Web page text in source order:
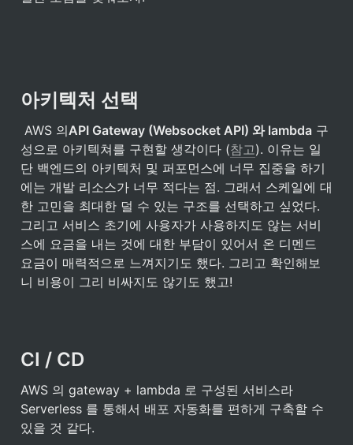
아키텍처 선택
AWS 의API Gateway (Websocket API) 와 lambda 구
성으로 아키텍쳐를 구현할 생각이다 (참고). 이유는 일
단 백엔드의 아키텍처 및 퍼포먼스에 너무 집중을 하기
에는 개발 리소스가 너무 적다는 점. 그래서 스케일에 대
한 고민을 최대한 덜 수 있는 구조를 선택하고 싶었다.
그리고 서비스 초기에 사용자가 사용하지도 않는 서비
스에 요금을 내는 것에 대한 부담이 있어서 온 디멘드
요금이 매력적으로 느껴지기도 했다. 그리고 확인해보
니 비용이 그리 비싸지도 않기도 했고!
CI / CD
AWS 의 gateway + lambda 로 구성된 서비스라
Serverless 를 통해서 배포 자동화를 편하게 구축할 수
있을 것 같다.